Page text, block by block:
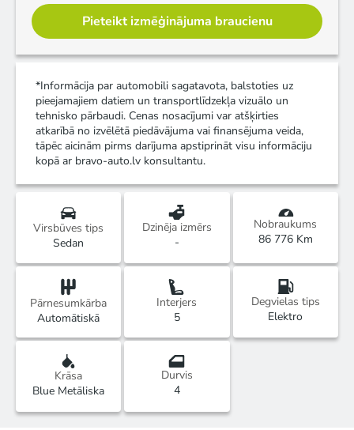
Pieteikt izmēģinājuma braucienu
*Informācija par automobili sagatavota, balstoties uz
pieejamajiem datiem un transportlīdzekļa vizuālo un
tehnisko pārbaudi. Cenas nosacījumi var atšķirties
atkarībā no izvēlētā piedāvājuma vai finansējuma veida,
tāpēc aicinām pirms darījuma apstiprināt visu informāciju
kopā ar bravo-auto.lv konsultantu.
Virsbūves tips
Sedan
Dzinēja izmērs
-
Nobraukums
86 776 Km
Pārnesumkārba
Automātiskā
Interjers
5
Degvielas tips
Elektro
Krāsa
Blue Metāliska
Durvis
4